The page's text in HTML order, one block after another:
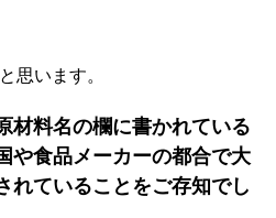
思います。
材料名の欄に書かれている
や食品メーカーの都合で大
れていることをご存知でし